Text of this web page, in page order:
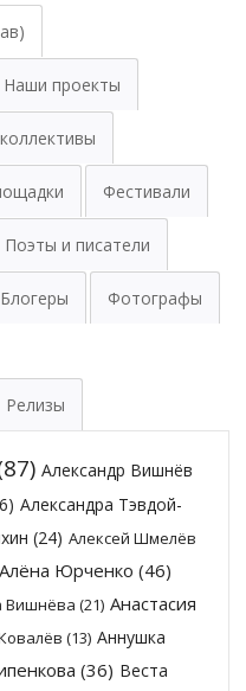
Наши проекты
Фестивали
Поэты и писатели
Блогеры Фотографы
Релизы
Александр Вишнёв
Александра Тэвдой-
(24) Алексей Шмелёв
Алёна Юрченко (46)
Вишнёва (21) Анастасия
(13) Аннушка
(36) Веста